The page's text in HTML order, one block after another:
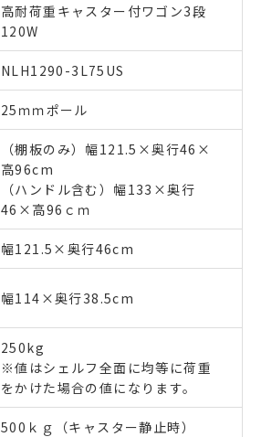
高耐荷重キャスター付ワゴン3段
120W
NLH1290-3L75US
25ｍｍポール
（棚板のみ）幅121.5×奥行46×
高96cm
（ハンドル含む）幅133×奥行
46×高96ｃｍ
幅121.5×奥行46cm
幅114×奥行38.5cm
250kg
※値はシェルフ全面に均等に荷重
をかけた場合の値になります。
500ｋｇ（キャスター静止時）